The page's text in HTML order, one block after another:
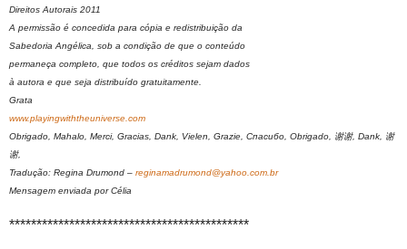
Direitos Autorais 2011
A permissão é concedida para cópia e redistribuição da
Sabedoria Angélica, sob a condição de que o conteúdo
permaneça completo, que todos os créditos sejam dados
à autora e que seja distribuído gratuitamente.
Grata
www.playingwiththeuniverse.com
Obrigado, Mahalo, Merci, Gracias, Dank, Vielen, Grazie, Спасибо, Obrigado, 谢谢, Dank, 谢
谢,
Tradução: Regina Drumond – reginamadrumond@yahoo.com.br
Mensagem enviada por Célia
********************************************